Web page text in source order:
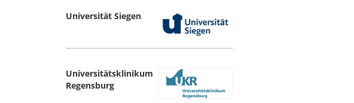
Universität Siegen
Universitätsklinikum
Regensburg